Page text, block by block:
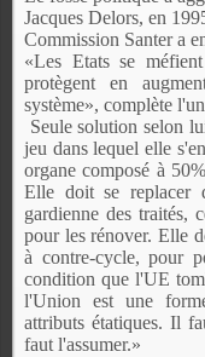
Jacques Delors, en
Commission Santer a
«Les Etats se
protègent en
système», complète
Seule solution selon
jeu dans lequel elle
organe composé à
Elle doit se replacer
gardienne des traités,
pour les rénover. Elle
à contre-cycle, pour
condition que l'UE
l'Union est une
attributs étatiques. Il
faut l'assumer.»